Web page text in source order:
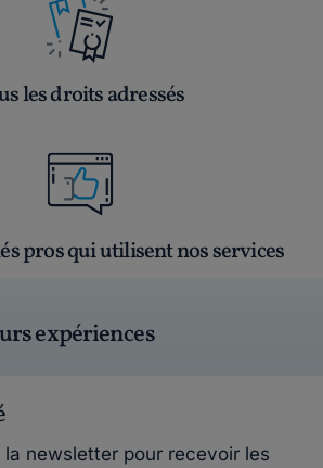
les droits adressés
pros qui utilisent nos services
expériences
newsletter pour recevoir les